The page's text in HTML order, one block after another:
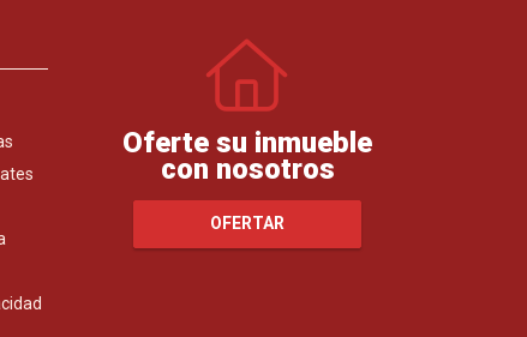
Oferte su inmueble
con nosotros
OFERTAR